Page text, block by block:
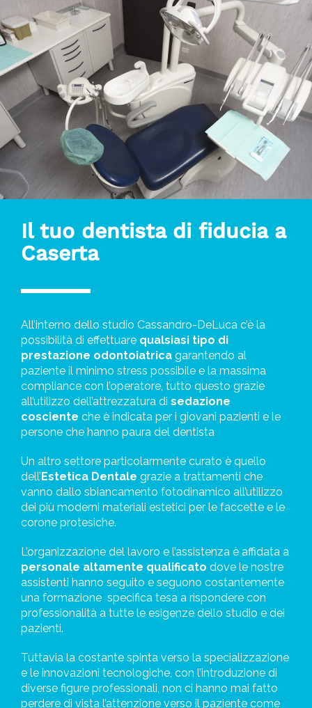
Il tuo dentista di fiducia a
Caserta
All’interno dello studio Cassandro-DeLuca c’è la
possibilità di effettuare qualsiasi tipo di
prestazione odontoiatrica garantendo al
paziente il minimo stress possibile e la massima
compliance con l’operatore, tutto questo grazie
all’utilizzo dell’attrezzatura di sedazione
cosciente che è indicata per i giovani pazienti e le
persone che hanno paura del dentista
Un altro settore particolarmente curato è quello
dell’ Estetica Dentale grazie a trattamenti che
vanno dallo sbiancamento fotodinamico all’utilizzo
dei più moderni materiali estetici per le faccette e le
corone protesiche.
L’organizzazione del lavoro e l’assistenza è affidata a
personale altamente qualificato dove le nostre
assistenti hanno seguito e seguono costantemente
una formazione specifica tesa a rispondere con
professionalità a tutte le esigenze dello studio e dei
pazienti.
Tuttavia la costante spinta verso la specializzazione
e le innovazioni tecnologiche, con l’introduzione di
diverse figure professionali, non ci hanno mai fatto
perdere di vista l’attenzione verso il paziente come